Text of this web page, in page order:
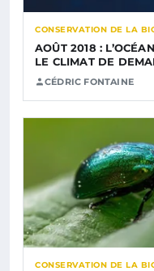
CONSERVATION DE LA
AOÛT 2018 :
LE CLIMAT DE
CÉDRIC FONTAINE
CONSERVATION DE LA